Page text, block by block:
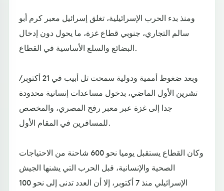
ومنذ بدء الحرب الإسرائيلية، تغلق إسرائيل معبر كرم أبو
سالم التجاري، جنوبي قطاع غزة، ما يحول دون إدخال
البضائع والسلع الأساسية في القطاع.
وبعد ضغوط أممية ودولية سمحت تل أبيب في 21 أكتوبر/
تشرين الأول الماضي، بدخول مساعدات إنسانية محدودة
جدا إلى غزة عبر معبر رفح المصري، والمخصص
للمسافرين في المقام الأول.
وكان القطاع يستقبل يوميا نحو 600 شاحنة من الاحتياجات
الصحية والإنسانية، قبل الحرب التي يشنها الجيش
الإسرائيلي منذ 7 أكتوبر، إلا أن العدد تدنى إلى نحو 100